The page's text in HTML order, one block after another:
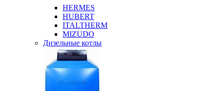
HERMES
HUBERT
ITALTHERM
MIZUDO
Дизельные котлы